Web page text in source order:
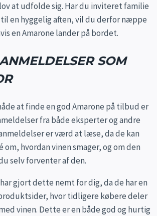
at udfolde sig. Har du inviteret familie
en hyggelig aften, vil du derfor næppe
en Amarone lander på bordet.
SOM
at finde en god Amarone på tilbud er
fra både eksperter og andre
er værd at læse, da de kan
om, hvordan vinen smager, og om den
selv forventer af den.
gjort dette nemt for dig, da de har en
hvor tidligere købere deler
vinen. Dette er en både god og hurtig